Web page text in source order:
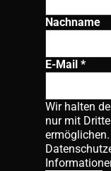
Nachname
E-Mail *
Wir halten
nur mit